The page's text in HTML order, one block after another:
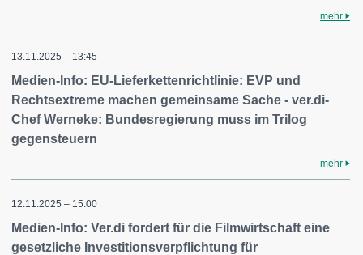
mehr
13.11.2025 – 13:45
Medien-Info: EU-Lieferkettenrichtlinie: EVP und
Rechtsextreme machen gemeinsame Sache - ver.di-
Chef Werneke: Bundesregierung muss im Trilog
gegensteuern
mehr
12.11.2025 – 15:00
Medien-Info: Ver.di fordert für die Filmwirtschaft eine
gesetzliche Investitionsverpflichtung für